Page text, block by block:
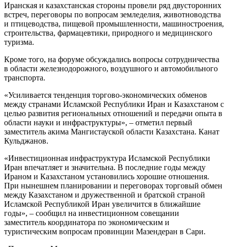
Иранская и казахстанская стороны провели ряд двусторонних
встреч, переговоры по вопросам земледелия, животноводства
и птицеводства, пищевой промышленности, машиностроения,
строительства, фармацевтики, природного и медицинского
туризма.
Кроме того, на форуме обсуждались вопросы сотрудничества
в области железнодорожного, воздушного и автомобильного
транспорта.
«Усиливается тенденция торгово-экономических обменов
между странами Исламской Республики Иран и Казахстаном с
целью развития региональных отношений и передачи опыта в
области науки и инфраструктуры», – отметил первый
заместитель акима Мангистауской области Казахстана. Канат
Кульджанов.
«Инвестиционная инфраструктура Исламской Республики
Иран впечатляет и значительна. В последние годы между
Ираном и Казахстаном установились хорошие отношения.
При нынешнем планировании и переговорах торговый обмен
между Казахстаном и дружественной и братской страной
Исламской Республикой Иран увеличится в ближайшие
годы», – сообщил на инвестиционном совещании
заместитель координатора по экономическим и
туристическим вопросам провинции Мазендеран в Сари.